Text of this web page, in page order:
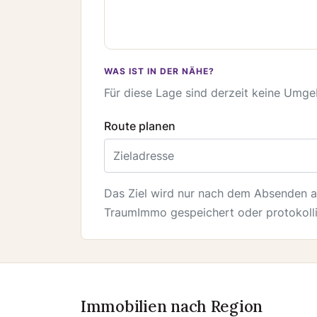
WAS IST IN DER NÄHE?
Für diese Lage sind derzeit keine
Route planen
Das Ziel wird nur nach dem Absenden
TraumImmo gespeichert oder
Immobilien nach Region